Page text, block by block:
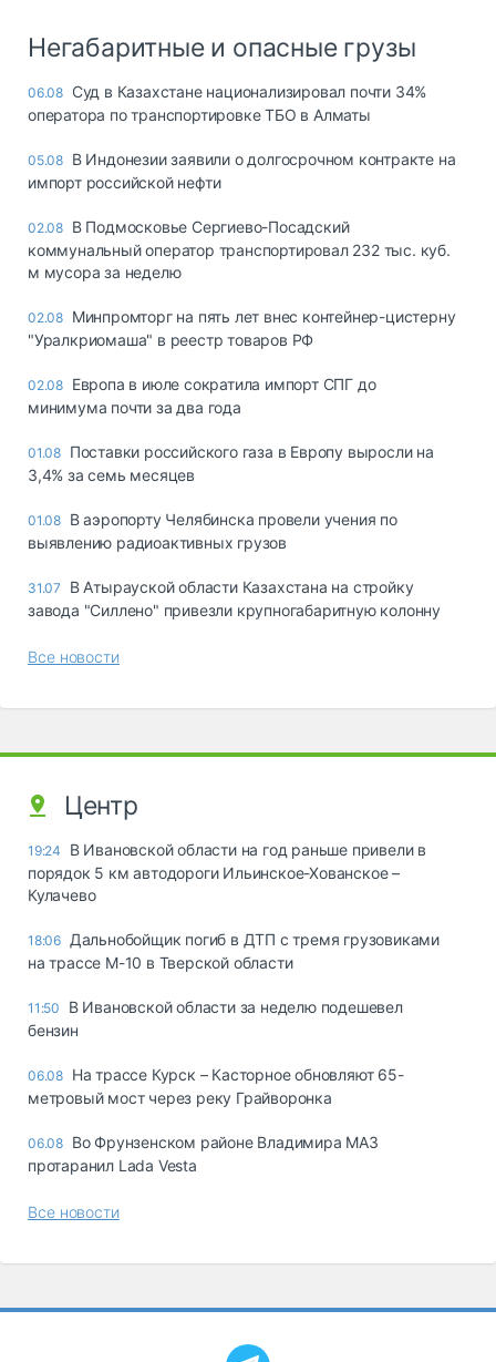
Негабаритные и опасные грузы
06.08 Суд в Казахстане национализировал почти 34%
оператора по транспортировке ТБО в Алматы
05.08 В Индонезии заявили о долгосрочном контракте на
импорт российской нефти
02.08 В Подмосковье Сергиево-Посадский
коммунальный оператор транспортировал 232 тыс. куб.
м мусора за неделю
02.08 Минпромторг на пять лет внес контейнер-цистерну
"Уралкриомаша" в реестр товаров РФ
02.08 Европа в июле сократила импорт СПГ до
минимума почти за два года
01.08 Поставки российского газа в Европу выросли на
3,4% за семь месяцев
01.08 В аэропорту Челябинска провели учения по
выявлению радиоактивных грузов
31.07
В Атырауской области Казахстана на стройку
завода "Силлено" привезли крупногабаритную колонну
Все новости
Центр
19:24
В Ивановской области на год раньше привели в
порядок 5 км автодороги Ильинское-Хованское –
Кулачево
18:06 Дальнобойщик погиб в ДТП с тремя грузовиками
на трассе М-10 в Тверской области
11:50
В Ивановской области за неделю подешевел
бензин
06.08 На трассе Курск – Касторное обновляют 65-
метровый мост через реку Грайворонка
06.08 Во Фрунзенском районе Владимира МАЗ
протаранил Lada Vesta
Все новости